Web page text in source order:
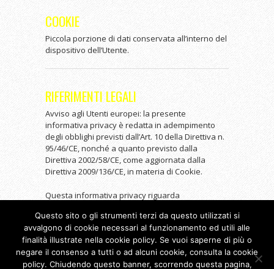
COOKIE
Piccola porzione di dati conservata all’interno del
dispositivo dell’Utente.
RIFERIMENTI LEGALI
Avviso agli Utenti europei: la presente
informativa privacy è redatta in adempimento
degli obblighi previsti dall’Art. 10 della Direttiva n.
95/46/CE, nonché a quanto previsto dalla
Direttiva 2002/58/CE, come aggiornata dalla
Direttiva 2009/136/CE, in materia di Cookie.
Questa informativa privacy riguarda
Questo sito o gli strumenti terzi da questo utilizzati si
avvalgono di cookie necessari al funzionamento ed utili alle
finalità illustrate nella cookie policy. Se vuoi saperne di più o
negare il consenso a tutti o ad alcuni cookie, consulta la cookie
policy. Chiudendo questo banner, scorrendo questa pagina,